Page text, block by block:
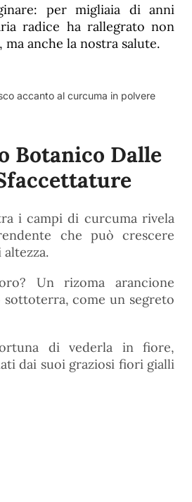
per migliaia di anni
radice ha rallegrato non
anche la nostra salute.
Botanico Dalle
i campi di curcuma rivela
che può crescere
Un rizoma arancione
sottoterra, come un segreto
di vederla in fiore,
dai suoi graziosi fiori gialli